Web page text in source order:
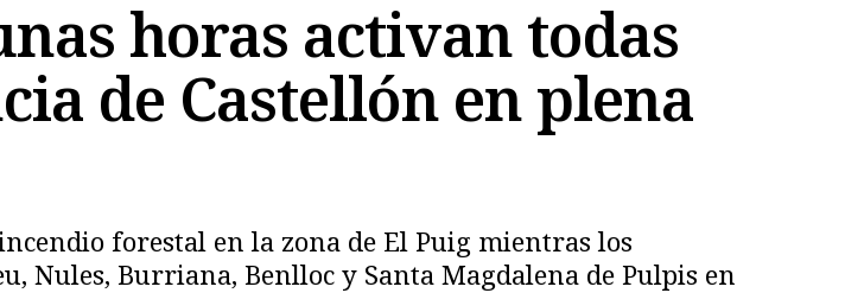
horas activan todas
de Castellón en plena
forestal en la zona de El Puig mientras los
Nules, Burriana, Benlloc y Santa Magdalena de Pulpis en